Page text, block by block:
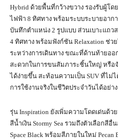
Hybrid ด้วยพื้นที่กว้างขวาง รองรับผู้โด
ไฟฟ้า 8 ทิศทาง พร้อมระบบระบายอาก
บันทึกตำแหน่ง 2 รูปแบบ ส่วนเบาะแถว
4 ทิศทาง พร้อมฟังก์ชัน Relaxation ช่
ระหว่างการเดินทาง ขณะที่ด้านท้ายออ
สะดวกในการขนสัมภาระชิ้นใหญ่ หรือ
ได้ง่ายขึ้น สะท้อนความเป็น SUV ที่ไม่
การใช้งานจริงในชีวิตประจำวันได้อย่า
รุ่น Inspiration ยังเพิ่มความโดดเด่นด้
สีน้ำเงิน Stormy Sea รวมถึงตัวเลือกสีอื่
Space Black พร้อมสีภายในใหม่